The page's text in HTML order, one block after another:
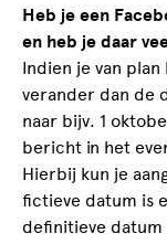
Heb je een
en heb je daar
Indien je van
verander dan de
naar bijv. 1
bericht in het
Hierbij kun je
fictieve datum is
definitieve datum